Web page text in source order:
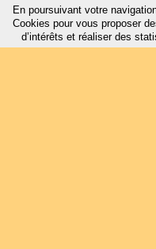
En poursuivant votre
Cookies pour vous proposer
d’intérêts et réaliser des